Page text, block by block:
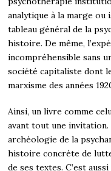
analytique à la marge ou
tableau général de la
histoire. De même,
incompréhensible sans
société capitaliste dont
marxisme des années
Ainsi, un livre comme
avant tout une invitation.
archéologie de la
histoire concrète de
de ses textes. C’est